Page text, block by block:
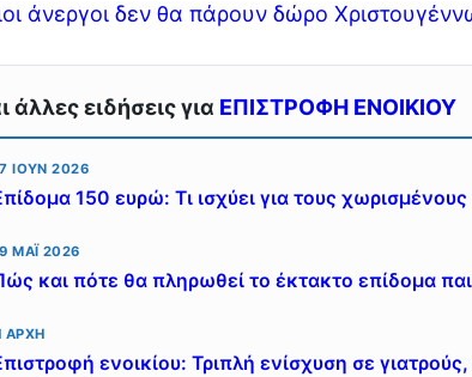
άνεργοι δεν θα πάρουν δώρο
άλλες ειδήσεις για ΕΠΙΣΤΡΟΦΗ ΕΝΟΙΚΙΟΥ
ΙΟΎΝ 2026
150 ευρώ: Τι ισχύει για τους χωρισμένους
ΜΆΙ 2026
και πότε θα πληρωθεί το έκτακτο επίδομα
ΑΡΧΉ
ενοικίου: Τριπλή ενίσχυση σε